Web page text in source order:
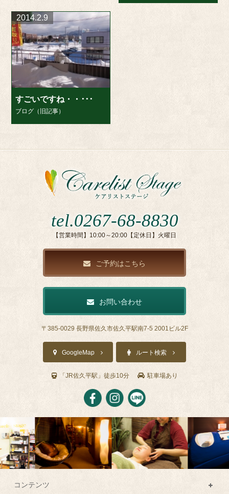
すごいですね・・･･･
2014.2.9
ブログ（旧記事）
tel.0267-68-8830
【営業時間】10:00～20:00【定休日】火曜日
ご予約はこちら
お問い合わせ
〒385-0029 長野県佐久市佐久平駅南7-5 2001ビル2F
GoogleMap ルート検索
「JR佐久平駅」徒歩10分 駐車場あり
コンテンツ